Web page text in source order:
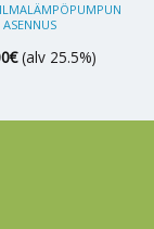
ASENNUS
€ (alv 25.5%)